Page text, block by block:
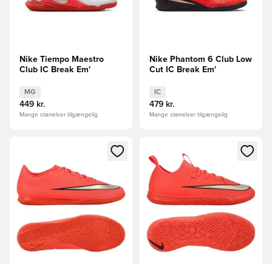
Nike Tiempo Maestro
Club IC Break Em'
MG
449 kr.
Mange størrelser tilgængelig
Nike Phantom 6 Club Low
Cut IC Break Em'
IC
479 kr.
Mange størrelser tilgængelig
Åbner en Modal til at logge ind eller tilmelde dig som
Åbner en Modal til at logge